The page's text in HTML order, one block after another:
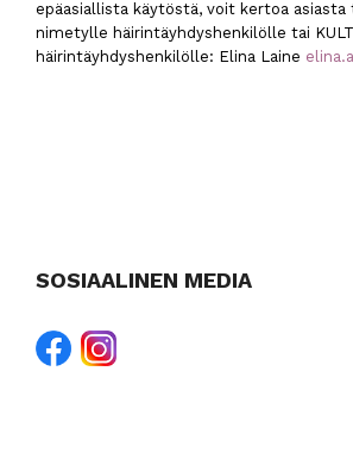
epäasiallista käytöstä, voit kertoa asiasta
nimetylle häirintäyhdyshenkilölle tai
häirintäyhdyshenkilölle: Elina Laine
SOSIAALINEN MEDIA